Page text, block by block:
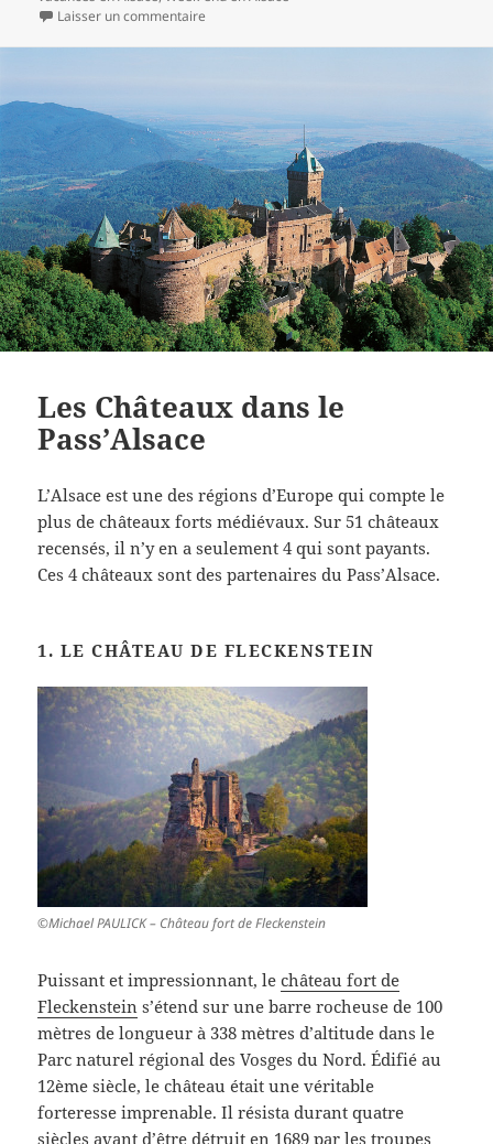
Laisser un commentaire
Les Châteaux dans le
Pass’Alsace
L’Alsace est une des régions d’Europe qui compte le
plus de châteaux forts médiévaux. Sur 51 châteaux
recensés, il n’y en a seulement 4 qui sont payants.
Ces 4 châteaux sont des partenaires du Pass’Alsace.
1. LE CHÂTEAU DE FLECKENSTEIN
©Michael PAULICK – Château fort de Fleckenstein
Puissant et impressionnant, lechâteau fort de
Fleckenstein s’étend sur une barre rocheuse de 100
mètres de longueur à 338 mètres d’altitude dans le
Parc naturel régional des Vosges du Nord. Édifié au
12ème siècle, le château était une véritable
forteresse imprenable. Il résista durant quatre
siècles avant d’être détruit en 1689 par les troupes